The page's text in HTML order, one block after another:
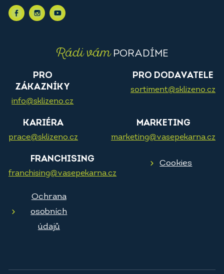
Rádi vámPORADÍME
PRO
ZÁKAZNÍKY
info@sklizeno.cz
PRO DODAVATELE
sortiment@sklizeno.cz
KARIÉRA
prace@sklizeno.cz
MARKETING
marketing@vasepekarna.cz
FRANCHISING
franchising@vasepekarna.cz
Cookies
Ochrana
osobních
údajů